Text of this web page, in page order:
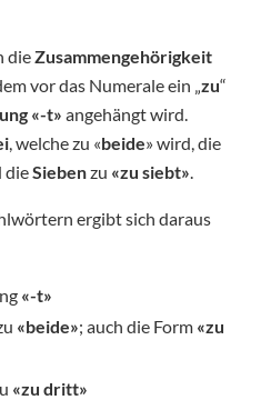
dieZusammengehörigkeit
vor das Numerale ein „zu“
«-t» angehängt wird.
, welche zu «beide» wird, die
dieSiebenzu «zu siebt».
ergibt sich daraus
«-t»
«beide»; auch die Form «zu
«zu dritt»